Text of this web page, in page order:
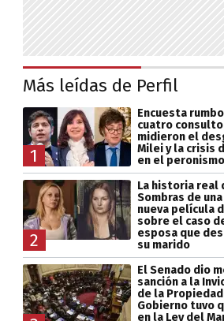
Más leídas de Perfil
1
Encuesta
cuatro
midieron el
Milei y la crisis
en el peronismo
2
La historia real
Sombras de
nueva película
sobre el caso
esposa que
su marido
El Senado dio
sanción a la
de la
Gobierno tuvo
en la Ley del